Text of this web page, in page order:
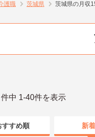
護職 茨城県 茨城県の月収
件中 1-40件を表示
すすめ順 新